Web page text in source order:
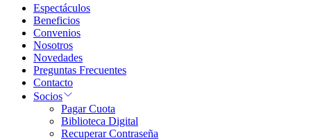
Espectáculos
Beneficios
Convenios
Nosotros
Novedades
Preguntas Frecuentes
Contacto
Socios
Pagar Cuota
Biblioteca Digital
Recuperar Contraseña